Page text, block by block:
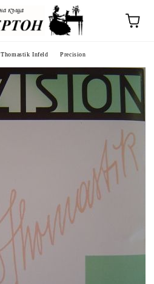
Thomastik Infeld Precision